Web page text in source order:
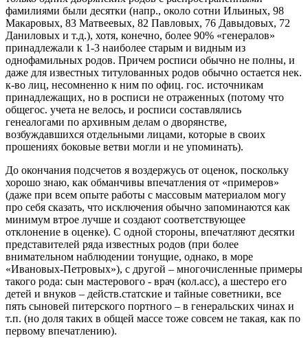
фамилиями были десятки (напр., около сотни Ильиных, 98
Макаровых, 83 Матвеевых, 82 Павловых, 76 Давыдовых, 72
Даниловых и т.д.), хотя, конечно, более 90% «генералов»
принадлежали к 1-3 наиболее старым и видным из
однофамильных родов. Причем росписи обычно не полны, и
даже для известных титулованных родов обычно остается нек.
к-во лиц, несомненно к ним по офиц. гос. источникам
принадлежащих, но в росписи не отраженных (потому что
общегос. учета не велось, и росписи составлялись
генеалогами по архивным делам о дворянстве,
возбуждавшихся отдельными лицами, которые в своих
прошениях боковые ветви могли и не упоминать).
До окончания подсчетов я воздержусь от оценок, поскольку
хорошо знаю, как обманчивы впечатления от «примеров»
(даже при всем опыте работы с массовым материалом могу
про себя сказать, что исключения обычно запоминаются как
минимум втрое лучше и создают соответствующее
отклонение в оценке). С одной стороны, впечатляют десятки
представителей ряда известных родов (при более
внимательном наблюдении тонущие, однако, в море
«Ивановых-Петровых»), с другой – многочисленные примеры
такого рода: сын мастерового - врач (кол.асс), а шестеро его
детей и внуков – действ.статские и тайные советники, все
пять сыновей питерского портного – в генеральских чинах и
т.п. (но доля таких в общей массе тоже совсем не такая, как по
первому впечатлению).